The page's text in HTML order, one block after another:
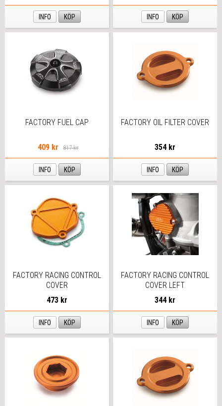
INFO KÖP INFO KÖP
FACTORY FUEL CAP
409 kr 817 kr
INFO KÖP
FACTORY OIL FILTER COVER
354 kr
INFO KÖP
FACTORY RACING CONTROL
COVER
473 kr
INFO KÖP
FACTORY RACING CONTROL
COVER LEFT
344 kr
INFO KÖP